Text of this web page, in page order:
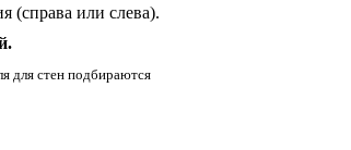
(справа или слева).
для стен подбираются